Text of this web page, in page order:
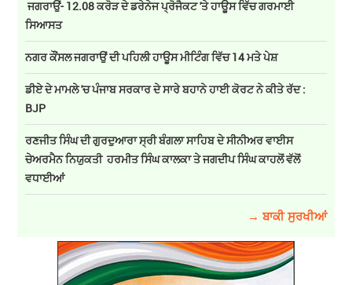
ਜਗਰਾਉਂ- 12.08 ਕਰੋੜ ਦੇ ਡਰੇਨੇਜ ਪ੍ਰੋਜੈਕਟ 'ਤੇ ਹਾਊਸ ਵਿੱਚ ਗਰਮਾਈ
ਸਿਆਸਤ
ਨਗਰ ਕੌਂਸਲ ਜਗਰਾਉਂ ਦੀ ਪਹਿਲੀ ਹਾਊਸ ਮੀਟਿੰਗ ਵਿੱਚ 14 ਮਤੇ ਪੇਸ਼
ਡੀਏ ਦੇ ਮਾਮਲੇ 'ਚ ਪੰਜਾਬ ਸਰਕਾਰ ਦੇ ਸਾਰੇ ਬਹਾਨੇ ਹਾਈ ਕੋਰਟ ਨੇ ਕੀਤੇ ਰੱਦ :
BJP
ਰਣਜੀਤ ਸਿੰਘ ਦੀ ਗੁਰਦੁਆਰਾ ਸ੍ਰੀ ਬੰਗਲਾ ਸਾਹਿਬ ਦੇ ਸੀਨੀਅਰ ਵਾਈਸ
ਚੇਅਰਮੈਨ ਨਿਯੁਕਤੀ ਹਰਮੀਤ ਸਿੰਘ ਕਾਲਕਾ ਤੇ ਜਗਦੀਪ ਸਿੰਘ ਕਾਹਲੋਂ ਵੱਲੋਂ
ਵਧਾਈਆਂ
→ ਬਾਕੀ ਸੁਰਖੀਆਂ